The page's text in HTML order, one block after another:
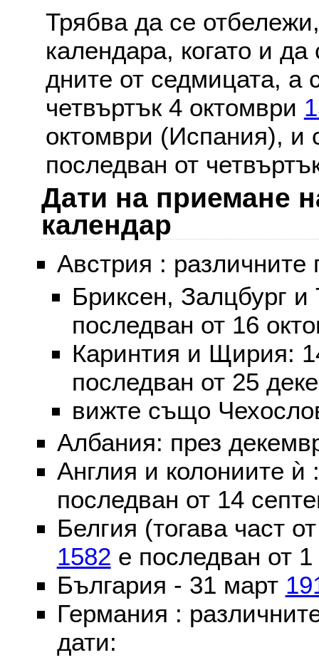
Трябва да се
календара, когато и
дните от седмицата, а
четвъртък 4 октомври
октомври (Испания), и
последван от
Дати на приемане
календар
Австрия :
Бриксен, Залцбург
последван от 16
Каринтия и Щирия:
последван от 25
вижте също
Албания: през
Англия и колониите
последван от 14
Белгия (тогава част
1582 е последван от
България - 31 март
Германия :
дати: